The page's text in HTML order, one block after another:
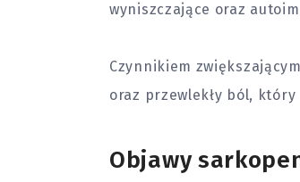
wyniszczające oraz
Czynnikiem
oraz przewlekły ból, który
Objawy